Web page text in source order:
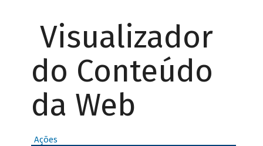
Visualizador
do Conteúdo
da Web
Ações